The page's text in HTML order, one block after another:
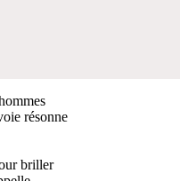
résonne
briller